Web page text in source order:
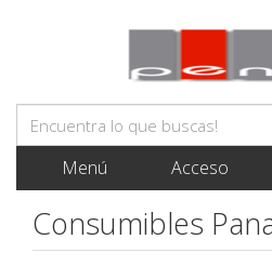
Menú Acceso
Consumibles